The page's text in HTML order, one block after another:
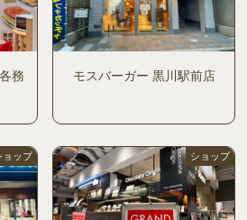
務
モスバーガー 黒川駅前店
ョップ ショップ